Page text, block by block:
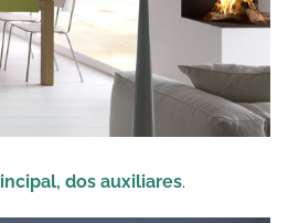
dos auxiliares.